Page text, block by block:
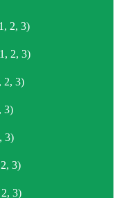
2, 3)
2, 3)
2, 3)
3)
3)
3)
3)